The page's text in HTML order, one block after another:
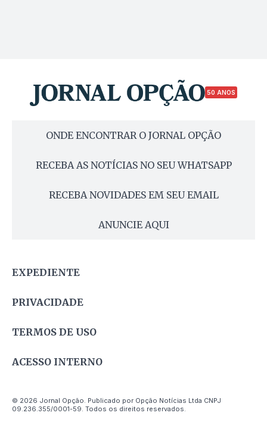
50 ANOS
ONDE ENCONTRAR O JORNAL OPÇÃO
RECEBA AS NOTÍCIAS NO SEU WHATSAPP
RECEBA NOVIDADES EM SEU EMAIL
ANUNCIE AQUI
EXPEDIENTE
PRIVACIDADE
TERMOS DE USO
ACESSO INTERNO
© 2026 Jornal Opção. Publicado por Opção Notícias Ltda CNPJ
09.236.355/0001-59. Todos os direitos reservados.